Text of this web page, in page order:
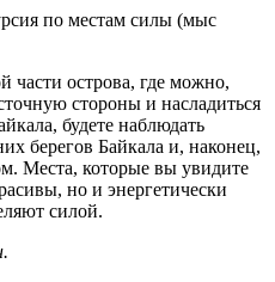
по местам силы (мыс
части острова, где можно,
стороны и насладиться
будете наблюдать
берегов Байкала и, наконец,
Места, которые вы увидите
но и энергетически
силой.